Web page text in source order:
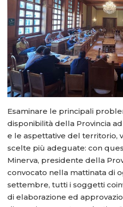
Esaminare le principali
disponibilità della Provincia
e le aspettative del territorio,
scelte più adeguate: con
Minerva, presidente della
convocato nella mattinata di
settembre, tutti i soggetti
di elaborazione ed